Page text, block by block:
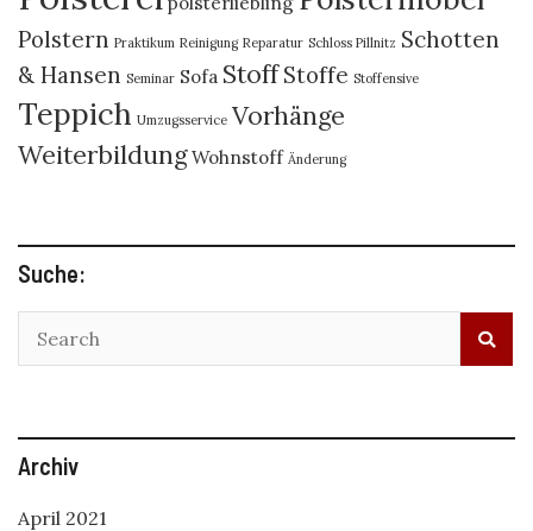
Polstern Praktikum Reinigung Reparatur Schloss Pillnitz Schotten
& Hansen Seminar Sofa Stoff Stoffe Stoffensive
Teppich Umzugsservice Vorhänge
Weiterbildung Wohnstoff Änderung
Suche:
Archiv
April 2021